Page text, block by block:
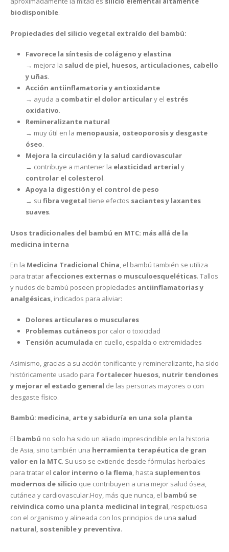
biodisponible.
Propiedades del silicio vegetal extraído del bambú:
Favorece la síntesis de colágeno y elastina
→ mejora la salud de piel, huesos, articulaciones, cabello
y uñas.
Acción antiinflamatoria y antioxidante
→ ayuda a combatir el dolor articulary el estrés
oxidativo.
Remineralizante natural
→ muy útil en la menopausia, osteoporosis y desgaste
óseo.
Mejora la circulación y la salud cardiovascular
→ contribuye a mantener la elasticidad arterial y
controlar el colesterol.
Apoya la digestión y el control de peso
→ su fibra vegetal tiene efectos saciantes y laxantes
suaves.
Usos tradicionales del bambú en MTC: más allá de la
medicina interna
En la Medicina Tradicional China, el bambú también se utiliza
para tratar afecciones externas o musculoesqueléticas. Tallos
y nudos de bambú poseen propiedades antiinflamatorias y
analgésicas, indicados para aliviar:
Dolores articulares o musculares
Problemas cutáneospor calor o toxicidad
Tensión acumulada en cuello, espalda o extremidades
Asimismo, gracias a su acción tonificante y remineralizante, ha sido
históricamente usado para fortalecer huesos, nutrir tendones
y mejorar el estado general de las personas mayores o con
desgaste físico.
Bambú: medicina, arte y sabiduría en una sola planta
El bambú no solo ha sido un aliado imprescindible en la historia
de Asia, sino también una herramienta terapéutica de gran
valor en la MTC. Su uso se extiende desde fórmulas herbales
para tratar el calor interno o la flema, hasta suplementos
modernos de silicio que contribuyen a una mejor salud ósea,
cutánea y cardiovascular.Hoy, más que nunca, el bambú se
reivindica como una planta medicinal integral, respetuosa
con el organismo y alineada con los principios de una salud
natural, sostenible y preventiva.